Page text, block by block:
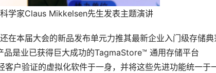
学家Claus Mikkelsen先生发表主题演讲
本届大会的新品发布单元力推其最新企业入门级存储典
是业已获得巨大成功的TagmaStore™ 通用存储平台
客户验证的虚拟化软件于一身，并将这些先进功能统一于